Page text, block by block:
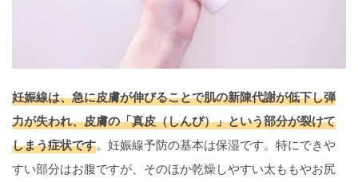
妊娠線は、急に皮膚が伸びることで肌の新陳代謝が低下し弾
力が失われ、皮膚の「真皮（しんぴ）」という部分が裂けて
しまう症状です。妊娠線予防の基本は保湿です。特にできや
すい部分はお腹ですが、そのほか乾燥しやすい太ももやお尻